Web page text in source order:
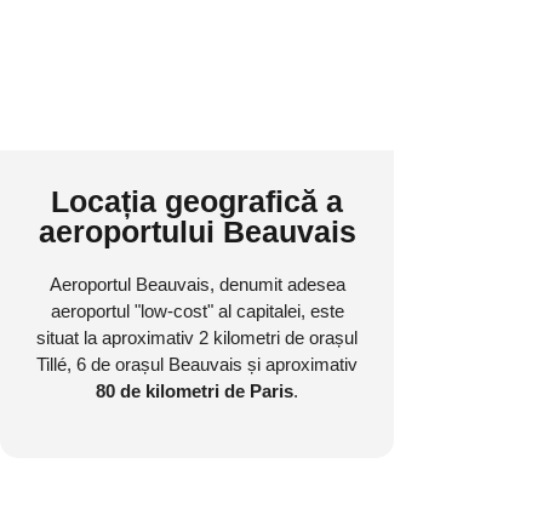
Locația geografică a
aeroportului Beauvais
Aeroportul Beauvais, denumit adesea
aeroportul "low-cost" al capitalei, este
situat la aproximativ 2 kilometri de orașul
Tillé, 6 de orașul Beauvais și aproximativ
80 de kilometri de Paris.